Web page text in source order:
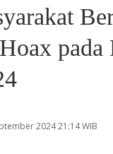
pada
202421:14 WIB